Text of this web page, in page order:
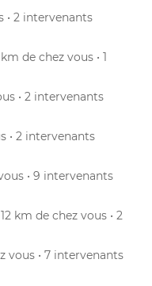
• 2 intervenants
de chez vous • 1
• 2 intervenants
• 2 intervenants
• 9 intervenants
12 km de chez vous • 2
vous • 7 intervenants